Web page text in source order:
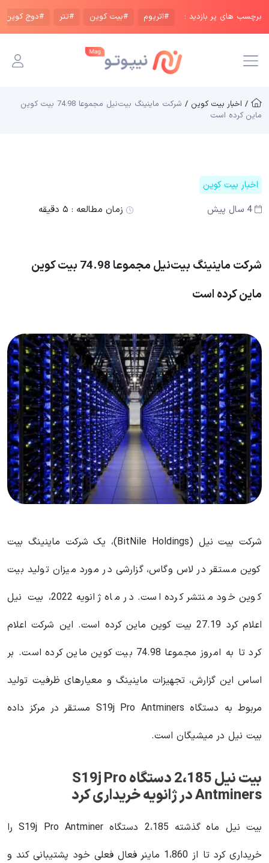
برچسب های پر بازدید : #اتریوم #بیت کوین #تتر #دوج کوین
/ اخبار بیت کوین /
شرکت ماینینگ بیت‌نیل مجموعا 74.98 بیت کوین
ماین کرده است
اخبار بیت کوین
4 سال پیش
زمان مطالعه : ۵ دقیقه
شرکت ماینینگ بیت‌نیل مجموعا 74.98 بیت کوین
ماین کرده است
شرکت بیت نیل (BitNile Holdings)، یک شرکت ماینینگ بیت
کوین مستقر در لاس وگاس، گزارشی در مورد میزان تولید بیت
کوین خود منتشر کرده است. در ماه ژانویه 2022، بیت نیل
اعلام کرد 27.19 بیت کوین ماین کرده است. این شرکت اعلام
کرد تا به امروز مجموعا 74.98 بیت کوین ماین کرده است. بر
اساس این گزارش، تجهیزات ماینینگ و معیارهای ظرفیت تولید
مربوط به دستگاه S19j Pro Antminers مستقر در مرکز داده
بیت نیل در میشیگان است.
بیت نیل 2،185 دستگاه S19j Pro
Antminers در ژانویه خریداری کرد
بیت نیل ماه گذشته 2،185 دستگاه S19j Pro Antminer را
خریداری کرد تا از 1،860 ماینر فعال فعلی خود پشتیبانی کند و